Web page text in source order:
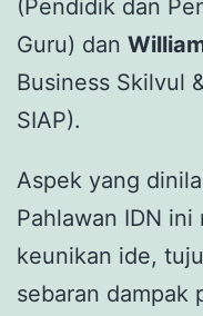
(Pendidik dan
Guru) dan
Business Skilvul
SIAP).
Aspek yang
Pahlawan IDN
keunikan ide,
sebaran dampak